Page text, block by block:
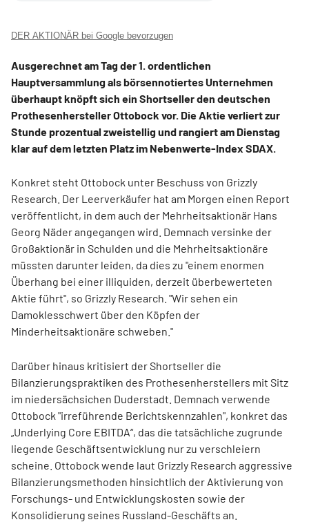
DER AKTIONÄR bei Google bevorzugen
Ausgerechnet am Tag der 1. ordentlichen
Hauptversammlung als börsennotiertes Unternehmen
überhaupt knöpft sich ein Shortseller den deutschen
Prothesenhersteller Ottobock vor. Die Aktie verliert zur
Stunde prozentual zweistellig und rangiert am Dienstag
klar auf dem letzten Platz im Nebenwerte-Index SDAX.
Konkret steht Ottobock unter Beschuss von Grizzly
Research. Der Leerverkäufer hat am Morgen einen Report
veröffentlicht, in dem auch der Mehrheitsaktionär Hans
Georg Näder angegangen wird. Demnach versinke der
Großaktionär in Schulden und die Mehrheitsaktionäre
müssten darunter leiden, da dies zu "einem enormen
Überhang bei einer illiquiden, derzeit überbewerteten
Aktie führt", so Grizzly Research. "Wir sehen ein
Damoklesschwert über den Köpfen der
Minderheitsaktionäre schweben."
Darüber hinaus kritisiert der Shortseller die
Bilanzierungspraktiken des Prothesenherstellers mit Sitz
im niedersächsichen Duderstadt. Demnach verwende
Ottobock "irreführende Berichtskennzahlen", konkret das
„Underlying Core EBITDA“, das die tatsächliche zugrunde
liegende Geschäftsentwicklung nur zu verschleiern
scheine. Ottobock wende laut Grizzly Research aggressive
Bilanzierungsmethoden hinsichtlich der Aktivierung von
Forschungs- und Entwicklungskosten sowie der
Konsolidierung seines Russland-Geschäfts an.